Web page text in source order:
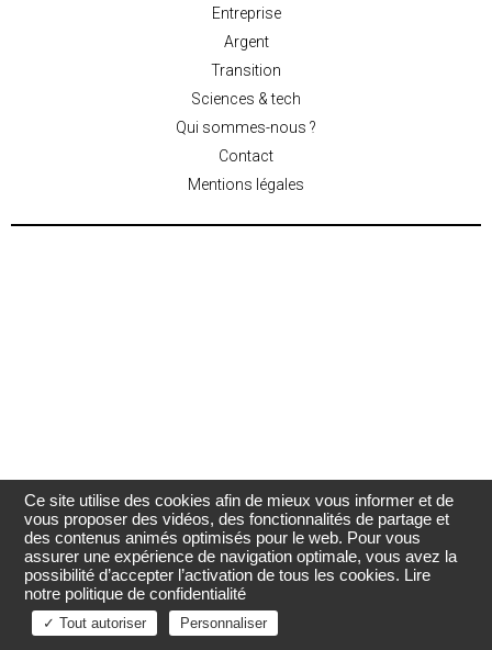
Entreprise
Argent
Transition
Sciences & tech
Qui sommes-nous ?
Contact
Mentions légales
Ce site utilise des cookies afin de mieux vous informer et de
vous proposer des vidéos, des fonctionnalités de partage et
des contenus animés optimisés pour le web. Pour vous
assurer une expérience de navigation optimale, vous avez la
possibilité d’accepter l’activation de tous les cookies. Lire
notre politique de confidentialité
✓ Tout autoriser Personnaliser